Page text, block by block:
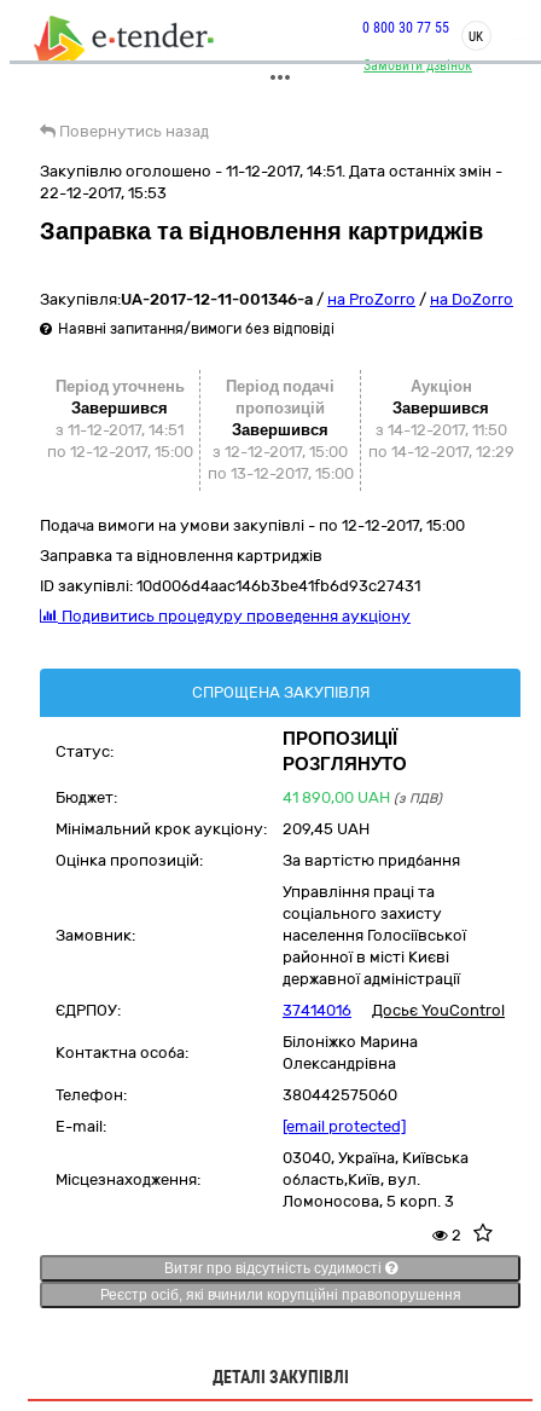
Замовити дзвінок
0 800 30 77 55
UK
Повернутись назад
Закупівлю оголошено - 11-12-2017, 14:51. Дата останніх змін -
22-12-2017, 15:53
Заправка та відновлення картриджів
Закупівля:UA-2017-12-11-001346-a / на ProZorro / на DoZorro
Наявні запитання/вимоги без відповіді
Період уточнень
Завершився
з 11-12-2017, 14:51
по 12-12-2017, 15:00
Період подачі
пропозицій
Завершився
з 12-12-2017, 15:00
по 13-12-2017, 15:00
Аукціон
Завершився
з 14-12-2017, 11:50
по 14-12-2017, 12:29
Подача вимоги на умови закупівлі - по 12-12-2017, 15:00
Заправка та відновлення картриджів
ID закупівлі: 10d006d4aac146b3be41fb6d93c27431
Подивитись процедуру проведення аукціону
СПРОЩЕНА ЗАКУПІВЛЯ
Статус:
ПРОПОЗИЦІЇ
РОЗГЛЯНУТО
Бюджет: 41 890,00 UAH (з ПДВ)
Мінімальний крок аукціону:
209,45 UAH
Оцінка пропозицій:
За вартістю придбання
Замовник:
Управління праці та
соціального захисту
населення Голосіївської
районної в місті Києві
державної адміністрації
ЄДРПОУ:
37414016 Досьє YouControl
Контактна особа:
Білоніжко Марина
Олександрівна
Телефон:
380442575060
E-mail:
[email protected]
Місцезнаходження:
03040, Україна, Київська
область,Київ, вул.
Ломоносова, 5 корп. 3
2
Витяг про відсутність судимості
Реєстр осіб, які вчинили корупційні правопорушення
ДЕТАЛІ ЗАКУПІВЛІ